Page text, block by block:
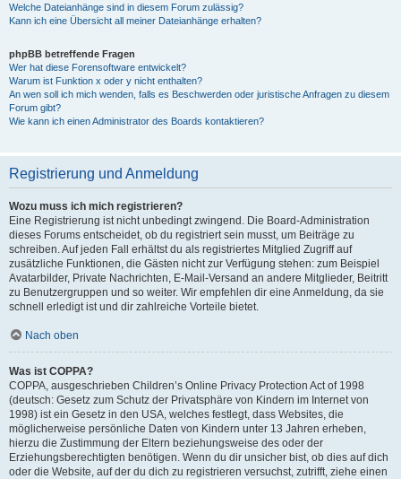
Welche Dateianhänge sind in diesem Forum zulässig?
Kann ich eine Übersicht all meiner Dateianhänge erhalten?
phpBB betreffende Fragen
Wer hat diese Forensoftware entwickelt?
Warum ist Funktion x oder y nicht enthalten?
An wen soll ich mich wenden, falls es Beschwerden oder juristische Anfragen zu diesem
Forum gibt?
Wie kann ich einen Administrator des Boards kontaktieren?
Registrierung und Anmeldung
Wozu muss ich mich registrieren?
Eine Registrierung ist nicht unbedingt zwingend. Die Board-Administration
dieses Forums entscheidet, ob du registriert sein musst, um Beiträge zu
schreiben. Auf jeden Fall erhältst du als registriertes Mitglied Zugriff auf
zusätzliche Funktionen, die Gästen nicht zur Verfügung stehen: zum Beispiel
Avatarbilder, Private Nachrichten, E-Mail-Versand an andere Mitglieder, Beitritt
zu Benutzergruppen und so weiter. Wir empfehlen dir eine Anmeldung, da sie
schnell erledigt ist und dir zahlreiche Vorteile bietet.
Nach oben
Was ist COPPA?
COPPA, ausgeschrieben Children’s Online Privacy Protection Act of 1998
(deutsch: Gesetz zum Schutz der Privatsphäre von Kindern im Internet von
1998) ist ein Gesetz in den USA, welches festlegt, dass Websites, die
möglicherweise persönliche Daten von Kindern unter 13 Jahren erheben,
hierzu die Zustimmung der Eltern beziehungsweise des oder der
Erziehungsberechtigten benötigen. Wenn du dir unsicher bist, ob dies auf dich
oder die Website, auf der du dich zu registrieren versuchst, zutrifft, ziehe einen